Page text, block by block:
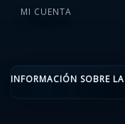
MI CUENTA
INFORMACIÓN SOBRE